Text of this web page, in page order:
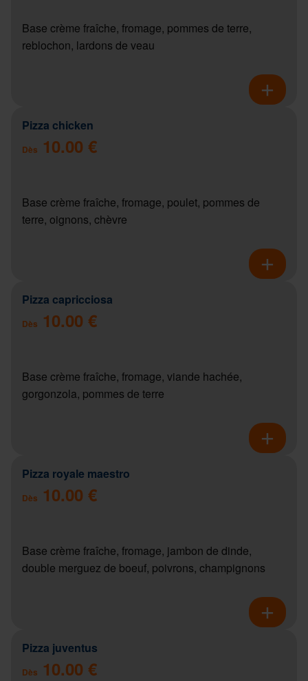
Base crème fraîche, fromage, pommes de terre,
reblochon, lardons de veau
Pizza chicken
Dès 10.00 €
Base crème fraîche, fromage, poulet, pommes de
terre, oignons, chèvre
Pizza capricciosa
Dès 10.00 €
Base crème fraîche, fromage, viande hachée,
gorgonzola, pommes de terre
Pizza royale maestro
Dès 10.00 €
Base crème fraîche, fromage, jambon de dinde,
double merguez de boeuf, poivrons, champignons
Pizza juventus
Dès 10.00 €